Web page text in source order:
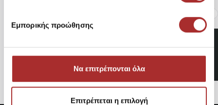
Εμπορικής προώθησης
Να επιτρέπονται όλα
Επιτρέπεται η επιλογή
Κωδικός: FLPSKRSUE12
45,47€